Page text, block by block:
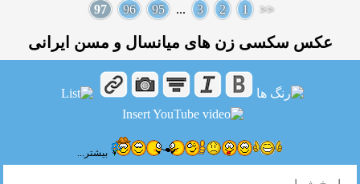
<<
1
2
3
...
95
96
97
عکس سکسی زن های میانسال و مسن ایرانی
بیشتر...